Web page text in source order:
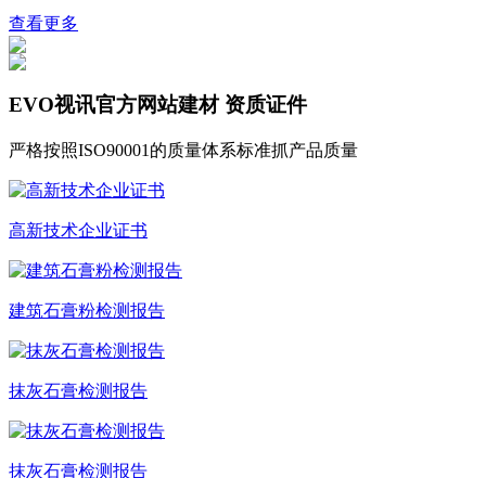
查看更多
EVO视讯官方网站建材 资质证件
严格按照ISO90001的质量体系标准抓产品质量
高新技术企业证书
建筑石膏粉检测报告
抹灰石膏检测报告
抹灰石膏检测报告